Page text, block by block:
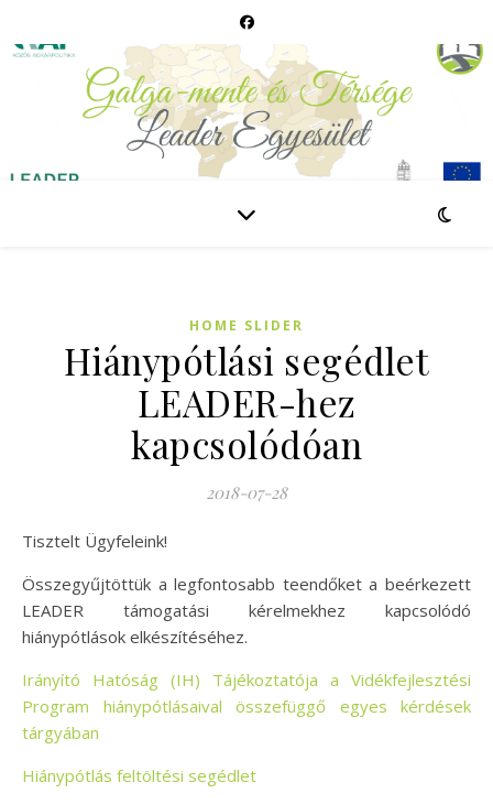
HOME SLIDER
Hiánypótlási segédlet
LEADER-hez
kapcsolódóan
2018-07-28
Tisztelt Ügyfeleink!
Összegyűjtöttük a legfontosabb teendőket a beérkezett
LEADER támogatási kérelmekhez kapcsolódó
hiánypótlások elkészítéséhez.
Irányító Hatóság (IH) Tájékoztatója a Vidékfejlesztési
Program hiánypótlásaival összefüggő egyes kérdések
tárgyában
Hiánypótlás feltöltési segédlet